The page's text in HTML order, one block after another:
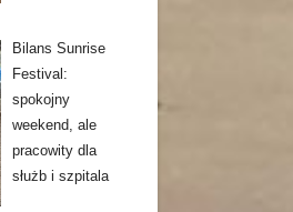
Bilans Sunrise
Festival:
spokojny
weekend, ale
pracowity dla
służb i szpitala